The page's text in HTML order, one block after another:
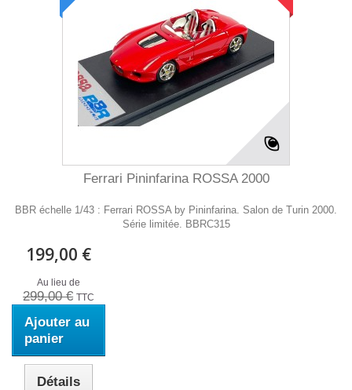
Ferrari Pininfarina ROSSA 2000
BBR échelle 1/43 : Ferrari ROSSA by Pininfarina. Salon de Turin 2000.
Série limitée. BBRC315
199,00 €
Au lieu de
299,00 € TTC
Ajouter au
panier
Détails